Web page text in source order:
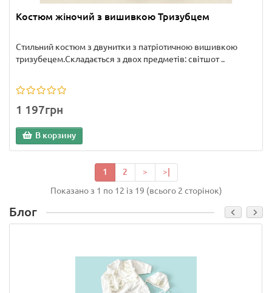
Костюм жіночий з вишивкою Тризубцем
Стильний костюм з двунитки з патріотичною вишивкою
тризубецем.Складається з двох предметів: світшот ..
1 197грн
В корзину
1 2 >
>|
Показано з 1 по 12 із 19 (всього 2 сторінок)
Блог